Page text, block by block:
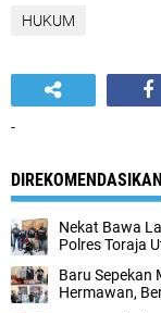
HUKUM
-
DIREKOMENDASIKAN
Nekat Bawa
Polres Toraja
Baru Sepekan
Hermawan,